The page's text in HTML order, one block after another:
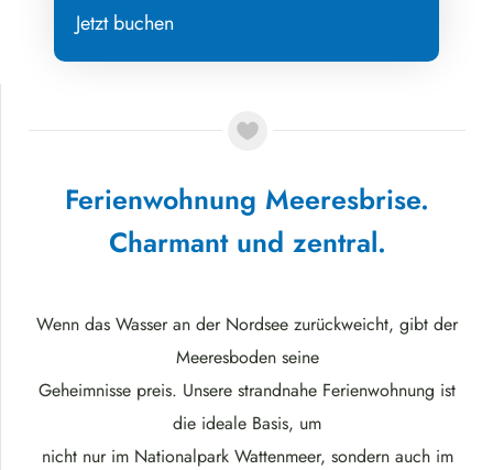
Ferienwohnung Meeresbrise.
Charmant und zentral.
Wenn das Wasser an der Nordsee zurückweicht, gibt der
Meeresboden seine
Geheimnisse preis. Unsere strandnahe Ferienwohnung ist
die ideale Basis, um
nicht nur im Nationalpark Wattenmeer, sondern auch im